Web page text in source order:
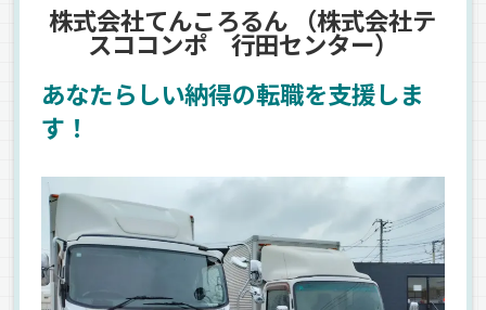
株式会社てんころるん （株式会社テ
スココンポ 行田センター）
あなたらしい納得の転職を支援しま
す！